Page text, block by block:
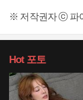
※ 저작권자 ⓒ 파
Hot포토